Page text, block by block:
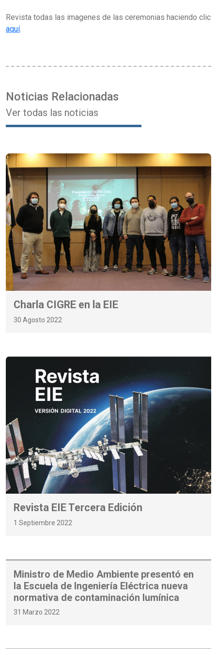
Revista todas las imagenes de las ceremonias haciendo clic
aquí.
Noticias Relacionadas
Ver todas las noticias
Charla CIGRE en la EIE
30 Agosto 2022
Revista EIE Tercera Edición
1 Septiembre 2022
Ministro de Medio Ambiente presentó en
la Escuela de Ingeniería Eléctrica nueva
normativa de contaminación lumínica
31 Marzo 2022